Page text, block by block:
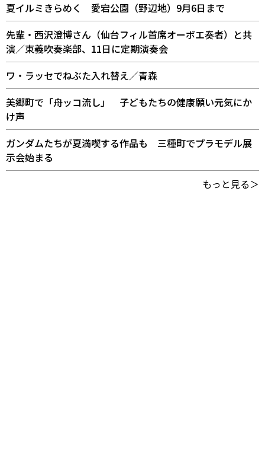
夏イルミきらめく 愛宕公園（野辺地）9月6日まで
先輩・西沢澄博さん（仙台フィル首席オーボエ奏者）と共
演／東義吹奏楽部、11日に定期演奏会
ワ・ラッセでねぶた入れ替え／青森
美郷町で「舟ッコ流し」 子どもたちの健康願い元気にか
け声
ガンダムたちが夏満喫する作品も 三種町でプラモデル展
示会始まる
もっと見る＞